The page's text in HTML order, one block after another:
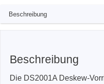
Beschreibung
Beschreibung
Die DS2001A Deskew-